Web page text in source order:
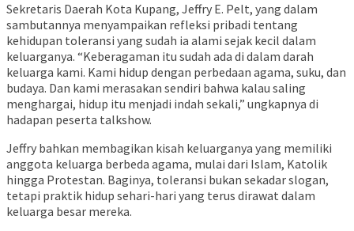
Sekretaris Daerah Kota Kupang, Jeffry E. Pelt, yang dalam
sambutannya menyampaikan refleksi pribadi tentang
kehidupan toleransi yang sudah ia alami sejak kecil dalam
keluarganya. “Keberagaman itu sudah ada di dalam darah
keluarga kami. Kami hidup dengan perbedaan agama, suku, dan
budaya. Dan kami merasakan sendiri bahwa kalau saling
menghargai, hidup itu menjadi indah sekali,” ungkapnya di
hadapan peserta talkshow.
Jeffry bahkan membagikan kisah keluarganya yang memiliki
anggota keluarga berbeda agama, mulai dari Islam, Katolik
hingga Protestan. Baginya, toleransi bukan sekadar slogan,
tetapi praktik hidup sehari-hari yang terus dirawat dalam
keluarga besar mereka.